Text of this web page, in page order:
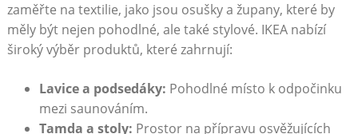
‌zaměřte⁣ na textilie, jako‌ jsou osušky a župany, které ​by
měly být nejen pohodlné, ale také ​stylové.‌ IKEA nabízí
široký výběr produktů, které zahrnují:
Lavice a podsedáky: Pohodlné místo k ⁢odpočinku
mezi saunováním.
Tamda a stoly: Prostor na ‌přípravu osvěžujících